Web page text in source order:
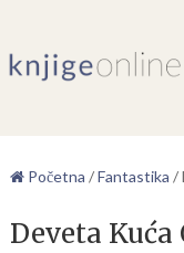
Početna /Fantastika /
Deveta Kuća